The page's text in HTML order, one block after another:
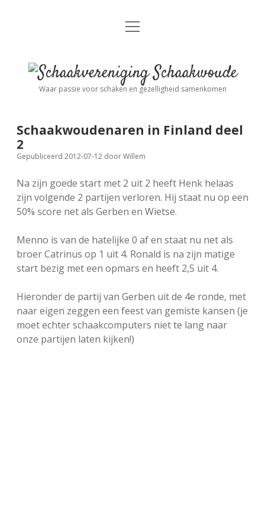
Nieuws
Algemene Informatie
dropdown
menu
menu
Competitiereglement
Externe Competitie open
KNSB: Schaakwoude II
FSB: Schaakwoude I
FSB: Schaakwoude II
FSB: Schaakwoude III
Eregalerij
Agenda
Koppelingen
Sponsoren
open
Schaakvereniging
Schaakwoude
Waar passie voor schaken en gezelligheid samenkomen
Schaakwoudenaren in Finland deel
2
Gepubliceerd 2012-07-12 doorWillem
Na zijn goede start met 2 uit 2 heeft Henk helaas
zijn volgende 2 partijen verloren. Hij staat nu op een
50% score net als Gerben en Wietse.
Menno is van de hatelijke 0 af en staat nu net als
broer Catrinus op 1 uit 4. Ronald is na zijn matige
start bezig met een opmars en heeft 2,5 uit 4.
Hieronder de partij van Gerben uit de 4e ronde, met
naar eigen zeggen een feest van gemiste kansen (je
moet echter schaakcomputers niet te lang naar
onze partijen laten kijken!)